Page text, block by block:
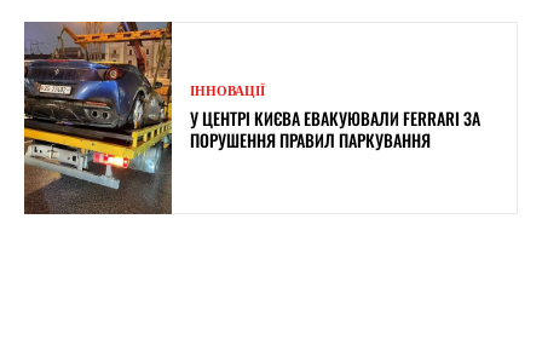
ІННОВАЦІЇ
У ЦЕНТРІ КИЄВА ЕВАКУЮВАЛИ FERRARI ЗА
ПОРУШЕННЯ ПРАВИЛ ПАРКУВАННЯ